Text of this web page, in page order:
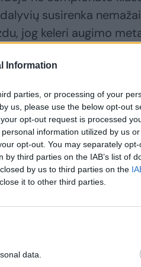
Information
parties, or processing of your
us, please use the below opt-out
opt-out request is processed
information utilized by us
opt-out. You may separately
third parties on the IAB’s list of
by us to third parties on the
it to other third parties.
data.
susirenka
jog keleri augimo
todėl šiemet
dvi“, – sako